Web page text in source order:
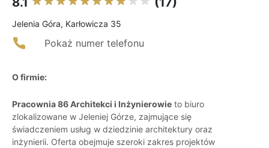
Jelenia Góra, Karłowicza 35
Pokaż numer telefonu
O firmie:
Pracownia 86 Architekci i Inżynierowie to biuro
zlokalizowane w Jeleniej Górze, zajmujące się
świadczeniem usług w dziedzinie architektury oraz
inżynierii. Oferta obejmuje szeroki zakres projektów